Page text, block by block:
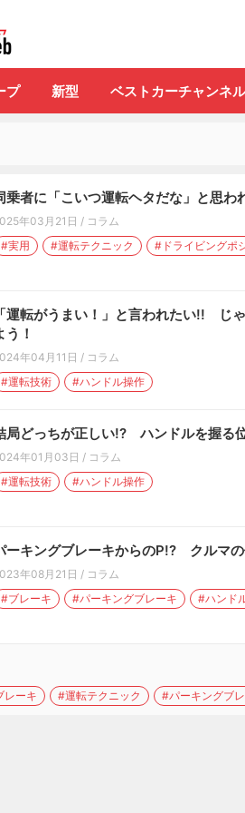
プ 新型 ベストカーチャンネル
乗者に「こいつ運転ヘタだな」と思
年03月21日 / コラム
#実用
#運転テクニック #ドライビングポ
「運転がうまい！」と言われたい!! じ
う！
年04月11日 / コラム
#運転技術
#ハンドル操作
局どっちが正しい!? ハンドルを握る
年01月03日 / コラム
#運転技術
#ハンドル操作
ーキングブレーキからのP!? クルマ
年08月21日 / コラム
#ブレーキ
#パーキングブレーキ #ハンド
レーキ #運転テクニック #パーキングブ